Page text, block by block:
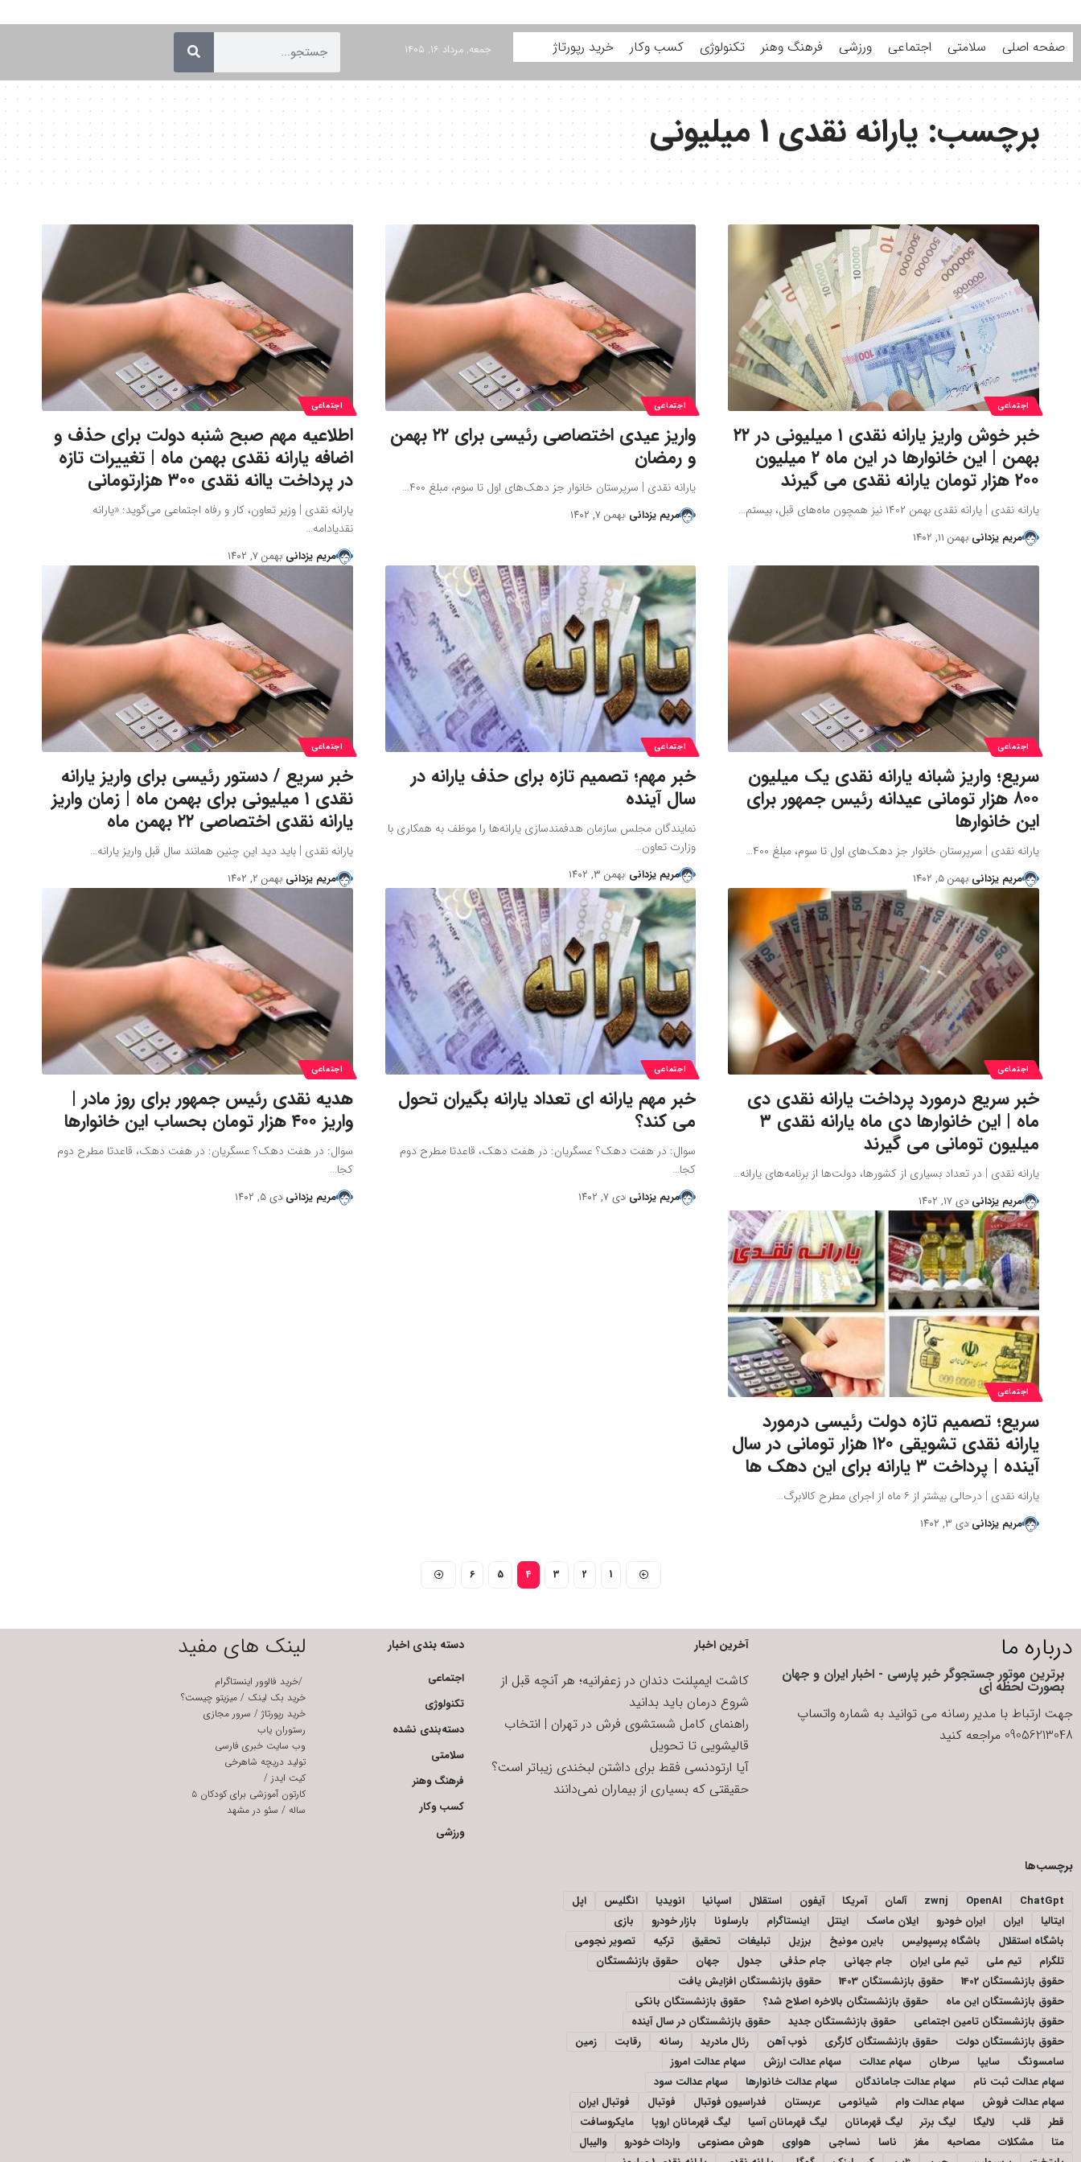
صفحه اصلی سلامتی اجتماعی ورزشی فرهنگ وهنر تکنولوژی کسب وکار خرید رپورتاژ جمعه, مرداد ۱۶, ۱۴۰۵
برچسب:یارانه نقدی 1 میلیونی
اجتماعی
خبر خوش واریز یارانه نقدی ۱ میلیونی در ۲۲
بهمن | این خانوارها در این ماه ۲ میلیون
۲۰۰ هزار تومان یارانه نقدی می گیرند
یارانه نقدی | یارانه نقدی بهمن ۱۴۰۲ نیز همچون ماه‌های قبل، بیستم…
مریم یزدانی بهمن ۱۱, ۱۴۰۲
اجتماعی
واریز عیدی اختصاصی رئیسی برای ۲۲ بهمن
و رمضان
یارانه نقدی | سرپرستان خانوار جز دهک‌های اول تا سوم، مبلغ ۴۰۰…
مریم یزدانی بهمن ۷, ۱۴۰۲
اجتماعی
اطلاعیه مهم صبح شنبه دولت برای حذف و
اضافه یارانه نقدی بهمن ماه | تغییرات تازه
در پرداخت یاانه نقدی ۳۰۰ هزارتومانی
یارانه نقدی | وزیر تعاون، کار و رفاه اجتماعی می‌گوید: «یارانه
نقدیادامه…
مریم یزدانی بهمن ۷, ۱۴۰۲
اجتماعی
سریع؛ واریز شبانه یارانه نقدی یک میلیون
۸۰۰ هزار تومانی عیدانه رئیس جمهور برای
این خانوارها
یارانه نقدی | سرپرستان خانوار جز دهک‌های اول تا سوم، مبلغ ۴۰۰…
مریم یزدانی بهمن ۵, ۱۴۰۲
اجتماعی
خبر مهم؛ تصمیم تازه برای حذف یارانه در
سال آینده
نمایندگان مجلس سازمان هدفمندسازی یارانه‌ها را موظف به همکاری با
وزارت تعاون…
مریم یزدانی بهمن ۳, ۱۴۰۲
اجتماعی
خبر سریع / دستور رئیسی برای واریز یارانه
نقدی ۱ میلیونی برای بهمن ماه | زمان واریز
یارانه نقدی اختصاصی ۲۲ بهمن ماه
یارانه نقدی | باید دید این چنین همانند سال قبل واریز یارانه…
مریم یزدانی بهمن ۲, ۱۴۰۲
اجتماعی
خبر سریع درمورد پرداخت یارانه نقدی دی
ماه | این خانوارها دی ماه یارانه نقدی ۳
میلیون تومانی می گیرند
یارانه نقدی | در تعداد بسیاری از کشورها، دولت‌ها از برنامه‌های یارانه…
مریم یزدانی دی ۱۷, ۱۴۰۲
اجتماعی
خبر مهم یارانه ای تعداد یارانه بگیران تحول
می کند؟
سوال: در هفت دهک؟ عسگریان: در هفت دهک، قاعدتا مطرح دوم
کجا…
مریم یزدانی دی ۷, ۱۴۰۲
اجتماعی
هدیه نقدی رئیس جمهور برای روز مادر |
واریز ۴۰۰ هزار تومان بحساب این خانوارها
سوال: در هفت دهک؟ عسگریان: در هفت دهک، قاعدتا مطرح دوم
کجا…
مریم یزدانی دی ۵, ۱۴۰۲
اجتماعی
سریع؛ تصمیم تازه دولت رئیسی درمورد
یارانه نقدی تشویقی ۱۲۰ هزار تومانی در سال
آینده | پرداخت ۳ یارانه برای این دهک ها
یارانه نقدی | درحالی بیشتر از ۶ ماه از اجرای مطرح کالابرگ…
مریم یزدانی دی ۳, ۱۴۰۲
1
2
3
4
5
6
درباره ما
برترین موتور جستجوگر خبر پارسی - اخبار ایران و جهان
بصورت لحظه ای
جهت ارتباط با مدیر رسانه می توانید به شماره واتساپ
09056213048 مراجعه کنید
آخرین اخبار
کاشت ایمپلنت دندان در زعفرانیه؛ هر آنچه قبل از
شروع درمان باید بدانید
راهنمای کامل شستشوی فرش در تهران | انتخاب
قالیشویی تا تحویل
آیا ارتودنسی فقط برای داشتن لبخندی زیباتر است؟
حقیقتی که بسیاری از بیماران نمی‌دانند
دسته بندی اخبار
اجتماعی
تکنولوژی
دسته‌بندی نشده
سلامتی
فرهنگ وهنر
کسب وکار
ورزشی
لینک های مفید
/خرید فالوور اینستاگرام
خرید بک لینک / میزیتو چیست؟
خرید رپورتاژ/ سرور مجازی
رستوران یاب
وب سایت خبری فارسی
تولید دریچه شاهرخی
کیت ایدز /
کارتون آموزشی برای کودکان ۵
ساله / سئو در مشهد
برچسب‌ها
ChatGpt
OpenAI
zwnj آلمان آمریکا آیفون استقلال اسپانیا انویدیا انگلیس
اپل
ایتالیا
ایران ایران خودرو ایلان ماسک اینتل اینستاگرام بارسلونا بازار خودرو
بازی
باشگاه استقلال
باشگاه پرسپولیس بایرن مونیخ برزیل تبلیغات تحقیق ترکیه
تصویر نجومی
تلگرام
تیم ملی تیم ملی ایران جام جهانی جام حذفی جدول جهان
حقوق بازنشستگان
حقوق بازنشستگان 1402
حقوق بازنشستگان 1403
حقوق بازنشستگان افزایش یافت
حقوق بازنشستگان این ماه
حقوق بازنشستگان بالاخره اصلاح شد؟
حقوق بازنشستگان بانکی
حقوق بازنشستگان تامین اجتماعی
حقوق بازنشستگان جدید
حقوق بازنشستگان در سال آینده
حقوق بازنشستگان دولت
حقوق بازنشستگان کارگری ذوب آهن رئال مادرید رسانه رقابت
زمین
سامسونگ
سایپا سرطان سهام عدالت سهام عدالت ارزش
سهام عدالت امروز
سهام عدالت ثبت نام
سهام عدالت جاماندگان سهام عدالت خانوارها
سهام عدالت سود
سهام عدالت فروش
سهام عدالت وام شیائومی عربستان فدراسیون فوتبال فوتبال
فوتبال ایران
قطر
قلب لالیگا لیگ برتر لیگ قهرمانان لیگ قهرمانان آسیا لیگ قهرمانان اروپا
مایکروسافت
متا
مشکلات مصاحبه مغز ناسا نساجی هواوی هوش مصنوعی واردات خودرو
والیبال